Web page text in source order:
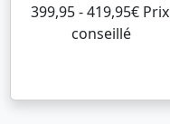
399,95 - 419,95€ Prix ​​
conseillé